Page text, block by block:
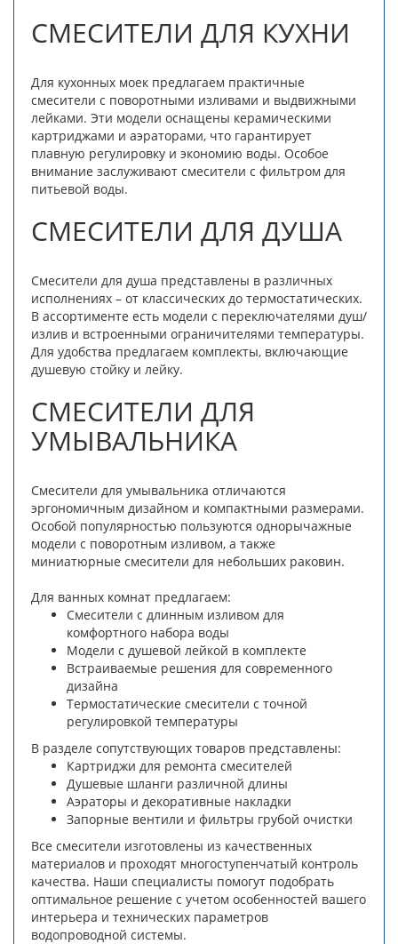
СМЕСИТЕЛИ ДЛЯ КУХНИ
Для кухонных моек предлагаем практичные
смесители с поворотными изливами и выдвижными
лейками. Эти модели оснащены керамическими
картриджами и аэраторами, что гарантирует
плавную регулировку и экономию воды. Особое
внимание заслуживают смесители с фильтром для
питьевой воды.
СМЕСИТЕЛИ ДЛЯ ДУША
Смесители для душа представлены в различных
исполнениях – от классических до термостатических.
В ассортименте есть модели с переключателями душ/
излив и встроенными ограничителями температуры.
Для удобства предлагаем комплекты, включающие
душевую стойку и лейку.
СМЕСИТЕЛИ ДЛЯ
УМЫВАЛЬНИКА
Смесители для умывальника отличаются
эргономичным дизайном и компактными размерами.
Особой популярностью пользуются однорычажные
модели с поворотным изливом, а также
миниатюрные смесители для небольших раковин.
Для ванных комнат предлагаем:
Смесители с длинным изливом для
комфортного набора воды
Модели с душевой лейкой в комплекте
Встраиваемые решения для современного
дизайна
Термостатические смесители с точной
регулировкой температуры
В разделе сопутствующих товаров представлены:
Картриджи для ремонта смесителей
Душевые шланги различной длины
Аэраторы и декоративные накладки
Запорные вентили и фильтры грубой очистки
Все смесители изготовлены из качественных
материалов и проходят многоступенчатый контроль
качества. Наши специалисты помогут подобрать
оптимальное решение с учетом особенностей вашего
интерьера и технических параметров
водопроводной системы.